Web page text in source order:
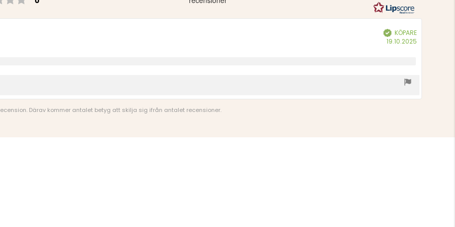
Bekräftad
KÖPARE
19.10.2025
Därav kommer antalet betyg att skilja sig ifrån antalet recensioner.